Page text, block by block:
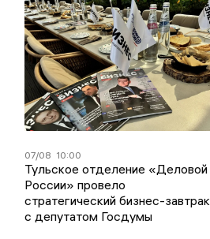
07/08 10:00
Тульское отделение «Деловой
России» провело
стратегический бизнес-завтрак
с депутатом Госдумы